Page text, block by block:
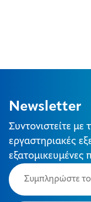
Newsletter
Συντονιστείτε με
εργαστηριακές
εξατομικευμένες
Email
(Required)